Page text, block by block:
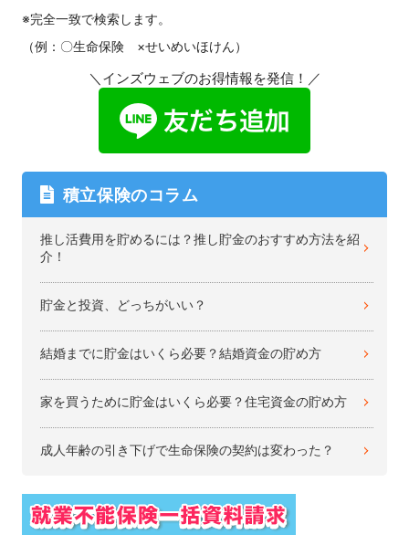
※完全一致で検索します。
（例：〇生命保険 ×せいめいほけん）
＼インズウェブのお得情報を発信！／
積立保険のコラム
推し活費用を貯めるには？推し貯金のおすすめ方法を紹
介！
貯金と投資、どっちがいい？
結婚までに貯金はいくら必要？結婚資金の貯め方
家を買うために貯金はいくら必要？住宅資金の貯め方
成人年齢の引き下げで生命保険の契約は変わった？